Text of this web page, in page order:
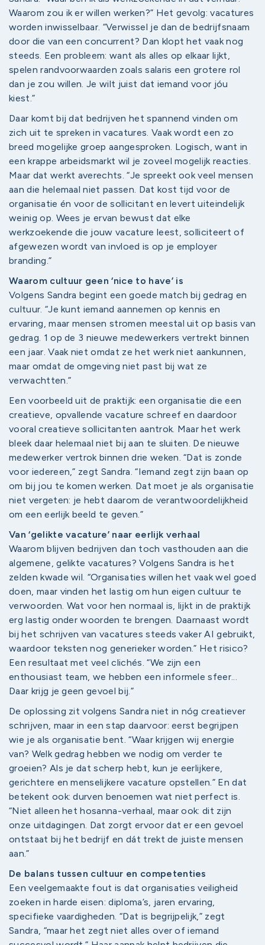
Waarom zou ik er willen werken?” Het gevolg: vacatures
worden inwisselbaar. “Verwissel je dan de bedrijfsnaam
door die van een concurrent? Dan klopt het vaak nog
steeds. Een probleem: want als alles op elkaar lijkt,
spelen randvoorwaarden zoals salaris een grotere rol
dan je zou willen. Je wilt juist dat iemand voor jóu
kiest.”
Daar komt bij dat bedrijven het spannend vinden om
zich uit te spreken in vacatures. Vaak wordt een zo
breed mogelijke groep aangesproken. Logisch, want in
een krappe arbeidsmarkt wil je zoveel mogelijk reacties.
Maar dat werkt averechts. “Je spreekt ook veel mensen
aan die helemaal niet passen. Dat kost tijd voor de
organisatie én voor de sollicitant en levert uiteindelijk
weinig op. Wees je ervan bewust dat elke
werkzoekende die jouw vacature leest, solliciteert of
afgewezen wordt van invloed is op je employer
branding.”
Waarom cultuur geen ‘nice to have’ is
Volgens Sandra begint een goede match bij gedrag en
cultuur. “Je kunt iemand aannemen op kennis en
ervaring, maar mensen stromen meestal uit op basis van
gedrag. 1 op de 3 nieuwe medewerkers vertrekt binnen
een jaar. Vaak niet omdat ze het werk niet aankunnen,
maar omdat de omgeving niet past bij wat ze
verwachtten.”
Een voorbeeld uit de praktijk: een organisatie die een
creatieve, opvallende vacature schreef en daardoor
vooral creatieve sollicitanten aantrok. Maar het werk
bleek daar helemaal niet bij aan te sluiten. De nieuwe
medewerker vertrok binnen drie weken. “Dat is zonde
voor iedereen,” zegt Sandra. “Iemand zegt zijn baan op
om bij jou te komen werken. Dat moet je als organisatie
niet vergeten: je hebt daarom de verantwoordelijkheid
om een eerlijk beeld te geven.”
Van ‘gelikte vacature’ naar eerlijk verhaal
Waarom blijven bedrijven dan toch vasthouden aan die
algemene, gelikte vacatures? Volgens Sandra is het
zelden kwade wil. “Organisaties willen het vaak wel goed
doen, maar vinden het lastig om hun eigen cultuur te
verwoorden. Wat voor hen normaal is, lijkt in de praktijk
erg lastig onder woorden te brengen. Daarnaast wordt
bij het schrijven van vacatures steeds vaker AI gebruikt,
waardoor teksten nog generieker worden.” Het risico?
Een resultaat met veel clichés. “We zijn een
enthousiast team, we hebben een informele sfeer...
Daar krijg je geen gevoel bij.”
De oplossing zit volgens Sandra niet in nóg creatiever
schrijven, maar in een stap daarvoor: eerst begrijpen
wie je als organisatie bent. “Waar krijgen wij energie
van? Welk gedrag hebben we nodig om verder te
groeien? Als je dat scherp hebt, kun je eerlijkere,
gerichtere en menselijkere vacature opstellen.” En dat
betekent ook: durven benoemen wat niet perfect is.
“Niet alleen het hosanna-verhaal, maar ook: dit zijn
onze uitdagingen. Dat zorgt ervoor dat er een gevoel
ontstaat bij het bedrijf en dát trekt de juiste mensen
aan.”
De balans tussen cultuur en competenties
Een veelgemaakte fout is dat organisaties veiligheid
zoeken in harde eisen: diploma’s, jaren ervaring,
specifieke vaardigheden. “Dat is begrijpelijk,” zegt
Sandra, “maar het zegt niet alles over of iemand